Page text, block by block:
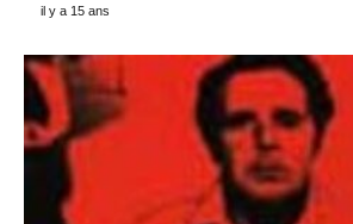
il y a 15 ans